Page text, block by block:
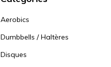
Aerobics
Dumbbells / Haltères
Disques